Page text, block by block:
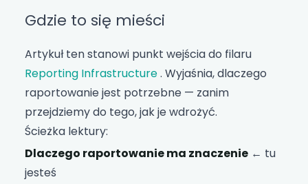
Gdzie to się mieści
Artykuł ten stanowi punkt wejścia do filaru
Reporting Infrastructure. Wyjaśnia, dlaczego
raportowanie jest potrzebne — zanim
przejdziemy do tego, jak je wdrożyć.
Ścieżka lektury:
Dlaczego raportowanie ma znaczenie ← tu
jesteś